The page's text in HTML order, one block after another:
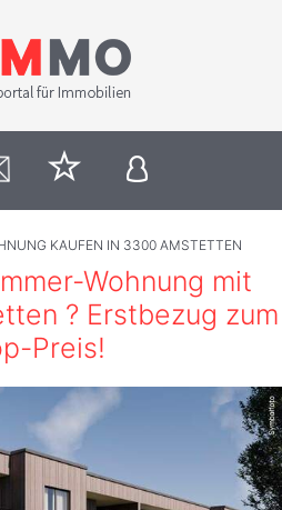
KAUFEN IN 3300 AMSTETTEN
Wohnung mit
? Erstbezug zum
Preis!